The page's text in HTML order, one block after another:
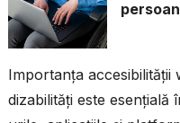
Importanța
dizabilități este esențială